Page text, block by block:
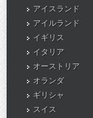
アイスランド
アイルランド
イギリス
イタリア
オーストリア
オランダ
ギリシャ
スイス